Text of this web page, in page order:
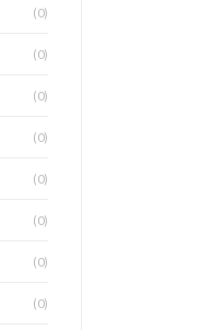
(0)
(0)
(0)
(0)
(0)
(0)
(0)
(0)